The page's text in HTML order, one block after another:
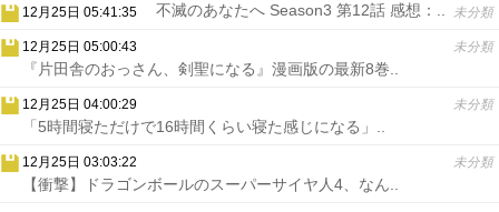
12月25日 05:41:35 未分類
不滅のあなたへ Season3 第12話 感想：..
12月25日 05:00:43 未分類
『片田舎のおっさん、剣聖になる』漫画版の最新8巻..
12月25日 04:00:29 未分類
「5時間寝ただけで16時間くらい寝た感じになる」..
12月25日 03:03:22 未分類
【衝撃】ドラゴンボールのスーパーサイヤ人4、なん..